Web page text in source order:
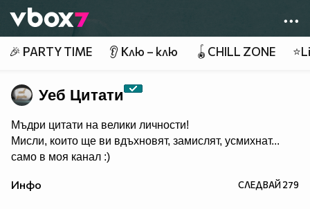
👾
🎉 PARTY TIME 👂 Клю – клю 🪀CHILL ZONE
Уеб Цитати
Мъдри цитати на велики личности!
Мисли, които ще ви вдъхновят, замислят, усмихнат...
само в моя канал :)
Инфо СЛЕДВАЙ279